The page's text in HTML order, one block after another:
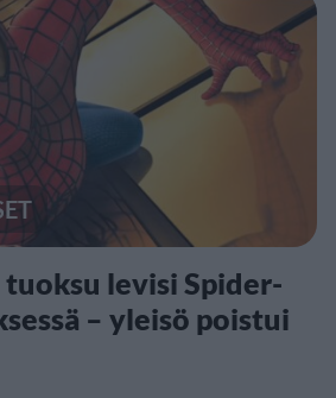
levisi Spider-
– yleisö poistui